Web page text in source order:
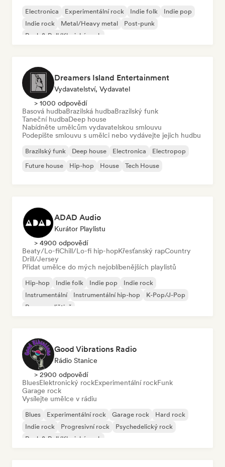
Electronica Experimentální rock Indie folk
Indie pop
Indie rock
Metal/Heavy metal
Post-punk
Rock & Roll/Klasický rock
Dreamers Island Entertainment
Vydavatelství, Vydavatel
> 1000 odpovědí
Basová hudbaBrazilská hudbaBrazilský funk
Taneční hudbaDeep house
Nabídněte umělcům vydavatelskou smlouvu
Podepište smlouvu s umělci nebo vydávejte jejich hudbu
Brazilský funk Deep house Electronica
Electropop
Future house
Hip-hop House Tech House
ADAD Audio
Kurátor Playlistu
> 4900 odpovědí
Beaty/Lo-fiChill/Lo-fi hip-hopKřesťanský rapCountry
Drill/Jersey
Přidat umělce do mých nejoblíbenějších playlistů
Hip-hop Indie folk Indie pop
Indie rock
Instrumentální
Instrumentální hip-hop
K-Pop/J-Pop
Rap v angličtině
Good Vibrations Radio
Rádio Stanice
> 2900 odpovědí
BluesElektronický rockExperimentální rockFunk
Garage rock
Vysílejte umělce v rádiu
Blues Experimentální rock Garage rock
Hard rock
Indie rock
Progresivní rock
Psychedelický rock
Rock & Roll/Klasický rock